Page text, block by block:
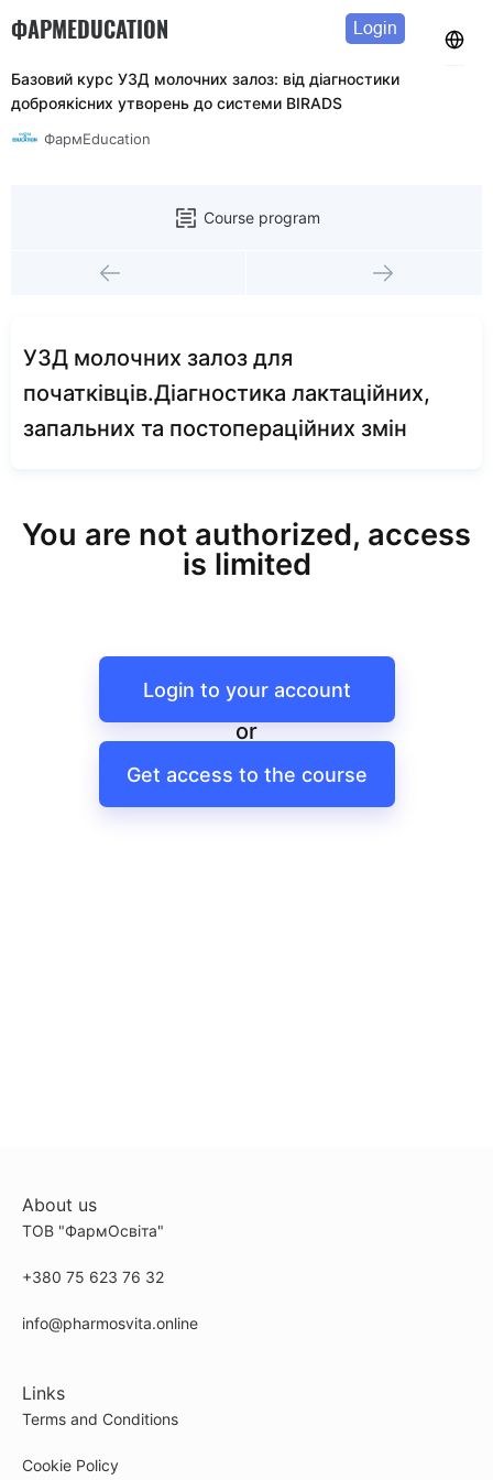
ФАРМEDUCATION Login
Базовий курс УЗД молочних залоз: від діагностики
доброякісних утворень до системи BIRADS
ФармEducation
Course program
УЗД молочних залоз для
початківців.Діагностика лактаційних,
запальних та постопераційних змін
You are not authorized, access
is limited
Login to your account
or
Get access to the course
About us
ТОВ "ФармОсвіта"
+380 75 623 76 32
info@pharmosvita.online
Links
Terms and Conditions
Cookie Policy